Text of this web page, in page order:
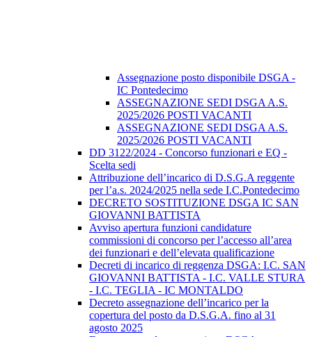
Assegnazione posto disponibile DSGA -
IC Pontedecimo
ASSEGNAZIONE SEDI DSGA A.S.
2025/2026 POSTI VACANTI
ASSEGNAZIONE SEDI DSGA A.S.
2025/2026 POSTI VACANTI
DD 3122/2024 - Concorso funzionari e EQ -
Scelta sedi
Attribuzione dell’incarico di D.S.G.A reggente
per l’a.s. 2024/2025 nella sede I.C.Pontedecimo
DECRETO SOSTITUZIONE DSGA IC SAN
GIOVANNI BATTISTA
Avviso apertura funzioni candidature
commissioni di concorso per l’accesso all’area
dei funzionari e dell’elevata qualificazione
Decreti di incarico di reggenza DSGA: I.C. SAN
GIOVANNI BATTISTA - I.C. VALLE STURA
- I.C. TEGLIA - IC MONTALDO
Decreto assegnazione dell’incarico per la
copertura del posto da D.S.G.A. fino al 31
agosto 2025